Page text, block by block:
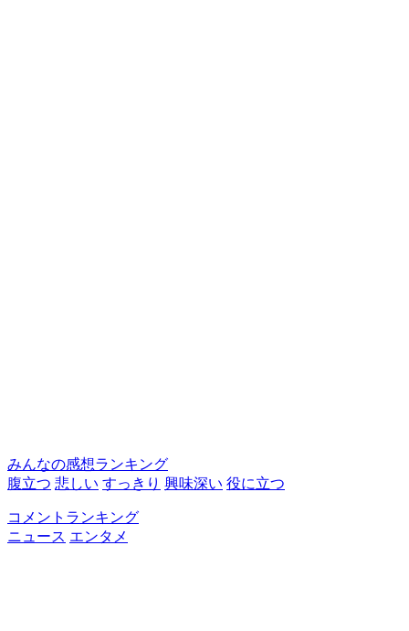
みんなの感想ランキング
腹立つ 悲しい すっきり 興味深い 役に立つ
コメントランキング
ニュース エンタメ